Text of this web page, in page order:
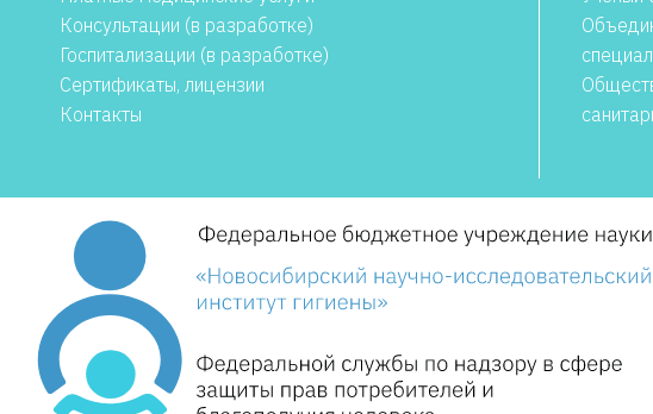
Консультации (в разработке)
Госпитализации (в разработке)
Сертификаты, лицензии
Контакты